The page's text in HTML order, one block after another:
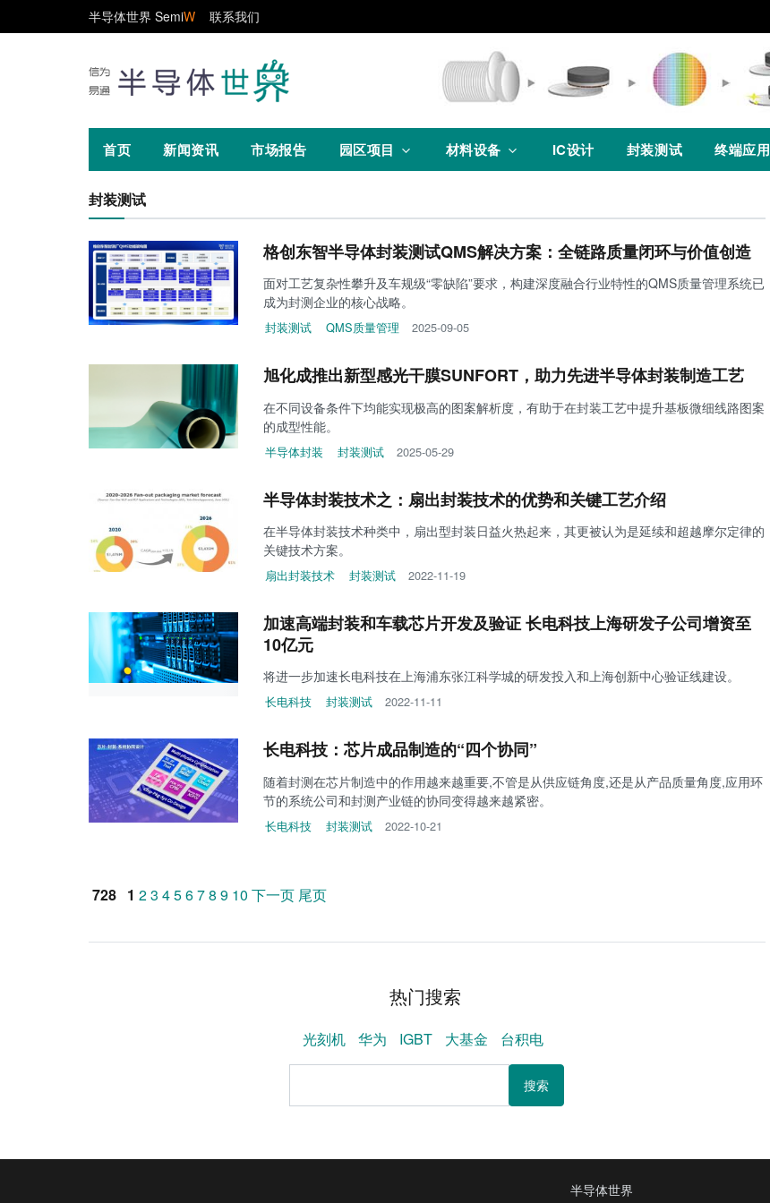
半导体世界 SemiW 联系我们
首页 新闻资讯 市场报告 园区项目 材料设备 IC设计 封装测试 终端应用
封装测试
格创东智半导体封装测试QMS解决方案：全链路质量闭环与价值创造
面对工艺复杂性攀升及车规级“零缺陷”要求，构建深度融合行业特性的QMS质量管理系统已
成为封测企业的核心战略。
封装测试 QMS质量管理 2025-09-05
旭化成推出新型感光干膜SUNFORT，助力先进半导体封装制造工艺
在不同设备条件下均能实现极高的图案解析度，有助于在封装工艺中提升基板微细线路图案
的成型性能。
半导体封装 封装测试 2025-05-29
半导体封装技术之：扇出封装技术的优势和关键工艺介绍
在半导体封装技术种类中，扇出型封装日益火热起来，其更被认为是延续和超越摩尔定律的
关键技术方案。
扇出封装技术 封装测试 2022-11-19
加速高端封装和车载芯片开发及验证 长电科技上海研发子公司增资至
10亿元
将进一步加速长电科技在上海浦东张江科学城的研发投入和上海创新中心验证线建设。
长电科技 封装测试 2022-11-11
长电科技：芯片成品制造的“四个协同”
随着封测在芯片制造中的作用越来越重要,不管是从供应链角度,还是从产品质量角度,应用环
节的系统公司和封测产业链的协同变得越来越紧密。
长电科技 封装测试 2022-10-21
728 1 23 45678 9 10 下一页 尾页
热门搜索
光刻机 华为 IGBT 大基金 台积电
搜索
半导体世界